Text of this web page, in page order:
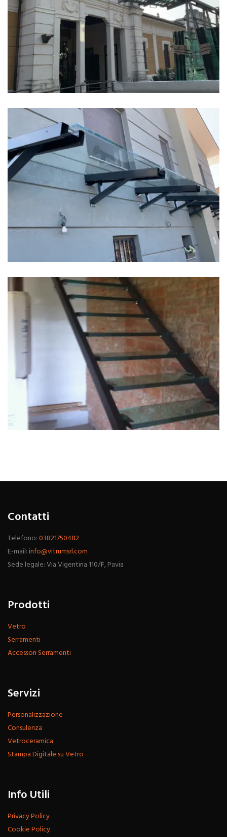
Tettoia
Scala
Contatti
Telefono:03821750482
E-mail:info@vitrumsrl.com
Sede legale: Via Vigentina 110/F, Pavia
Prodotti
Vetro
Serramenti
Accessori Serramenti
Servizi
Personalizzazione
Consulenza
Vetroceramica
Stampa Digitale su Vetro
Info Utili
Privacy Policy
Cookie Policy